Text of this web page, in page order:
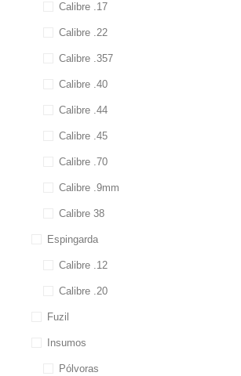
Calibre .17
Calibre .22
Calibre .357
Calibre .40
Calibre .44
Calibre .45
Calibre .70
Calibre .9mm
Calibre 38
Espingarda
Calibre .12
Calibre .20
Fuzil
Insumos
Pólvoras